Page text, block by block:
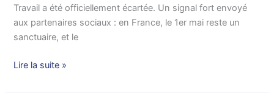
Travail a été officiellement écartée. Un signal fort envoyé
aux partenaires sociaux : en France, le 1er mai reste un
sanctuaire, et le
Lire la suite »